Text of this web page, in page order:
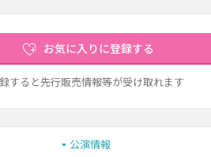
お気に入りに登録する
すると先行販売情報等が受け取れます
公演情報